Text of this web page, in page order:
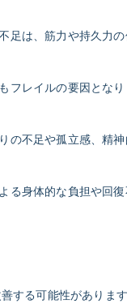
は、筋力や持久力
レイルの要因とな
不足や孤立感、精
身体的な負担や回
する可能性があります